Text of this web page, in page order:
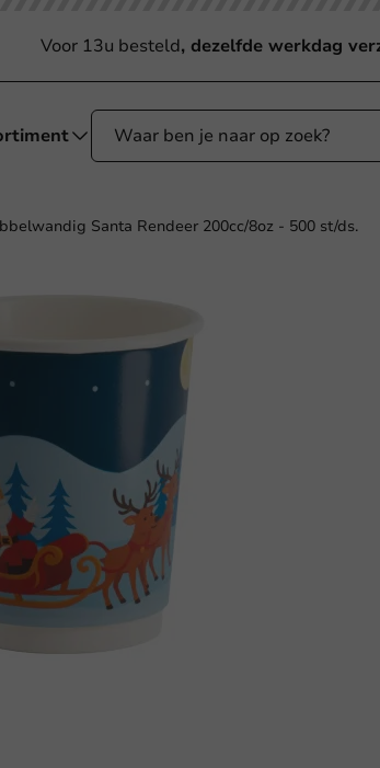
Voor 13u besteld, dezelfde werkdag
Santa Rendeer 200cc/8oz - 500 st/ds.